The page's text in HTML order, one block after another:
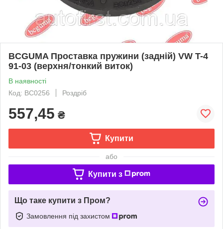
BCGUMA Проставка пружини (задній) VW T-4
91-03 (верхня/тонкий виток)
В наявності
Код: BC0256
Роздріб
557,45 ₴
Купити
або
Купити з
Що таке купити з Пром?
Замовлення під захистом